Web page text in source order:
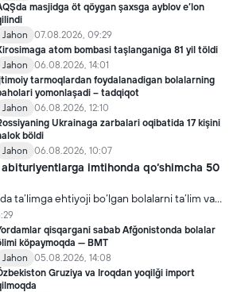
masjidga öt qöygan şaxsga ayblov e’lon
Jahon
07.08.2026, 09:29
atom bombasi taşlanganiga 81 yil töldi
Jahon
06.08.2026, 14:01
tarmoqlardan foydalanadigan bolalarning
yomonlaşadi – tadqiqot
Jahon
06.08.2026, 12:10
Ukrainaga zarbalari oqibatida 17 kişini
böldi
Jahon
06.08.2026, 10:07
imtihonda qo‘shimcha 50
ta’limga ehtiyoji bo‘lgan bolalarni ta’lim va
qamrab olish tizimini takomillashtirish
chora-tadbirlar to‘g‘risida"gi qarori bilan
qator yangi mexanizmlar joriy etilmoqda.
qisqargani sabab Afğonistonda bolalar
köpaymoqda — BMT
Jahon
05.08.2026, 14:08
Gruziya va Iroqdan yoqilği import